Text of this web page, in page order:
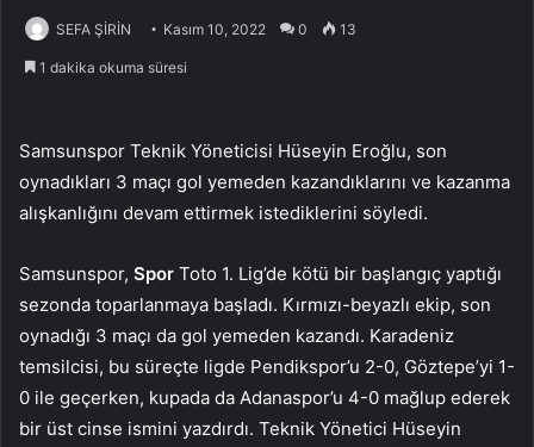
SEFA ŞİRİN Kasım 10, 2022 0 13
1 dakika okuma süresi
Samsunspor Teknik Yöneticisi Hüseyin Eroğlu, son
oynadıkları 3 maçı gol yemeden kazandıklarını ve kazanma
alışkanlığını devam ettirmek istediklerini söyledi.
Samsunspor, Spor Toto 1. Lig’de kötü bir başlangıç yaptığı
sezonda toparlanmaya başladı. Kırmızı-beyazlı ekip, son
oynadığı 3 maçı da gol yemeden kazandı. Karadeniz
temsilcisi, bu süreçte ligde Pendikspor’u 2-0, Göztepe’yi 1-
0 ile geçerken, kupada da Adanaspor’u 4-0 mağlup ederek
bir üst cinse ismini yazdırdı. Teknik Yönetici Hüseyin